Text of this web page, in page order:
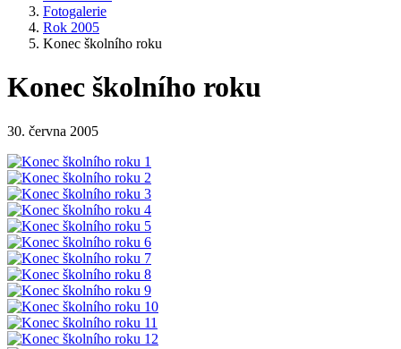
Fotogalerie
Rok 2005
Konec školního roku
Konec školního roku
30. června 2005